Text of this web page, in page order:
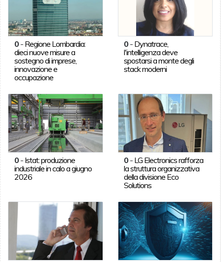
0- Regione Lombardia:
dieci nuove misure a
sostegno di imprese,
innovazione e
occupazione
0 - Dynatrace,
l'intelligenza deve
spostarsi a monte degli
stack moderni
0- Istat: produzione
industriale in calo a giugno
2026
0 - LG Electronics rafforza
la struttura organizzativa
della divisione Eco
Solutions